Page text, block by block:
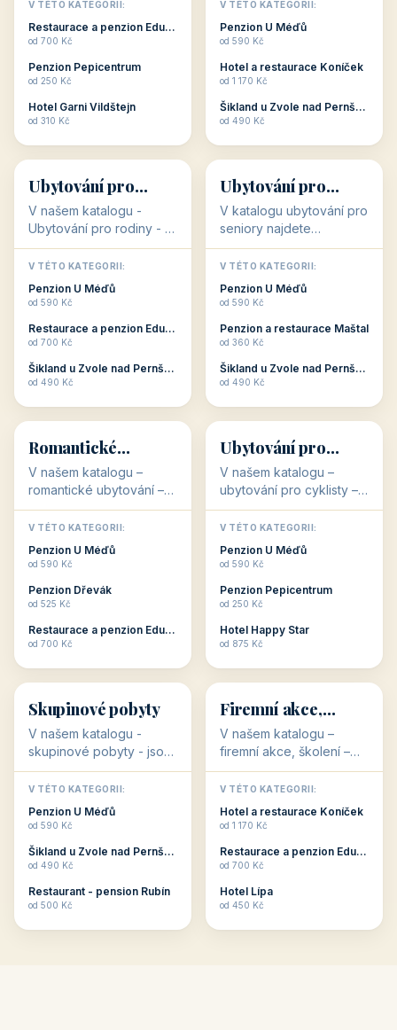
dovolenou přímo
souvisejí. Aktivní
odpočinek jso...
V TÉTO KATEGORII:
Restaurace a penzion Eduard
od 700 Kč
Penzion Pepicentrum
od 250 Kč
Hotel Garni Vildštejn
od 310 Kč
cenově dostupné
ubytování v ČR. Budete
c...
V TÉTO KATEGORII:
Penzion U Méďů
od 590 Kč
Hotel a restaurace Koníček
od 1 170 Kč
Šikland u Zvole nad Pernštejnem
od 490 Kč
👨‍👩‍👧‍👦
👨‍👩‍👧‍👦
34 objektů
Ubytování pro
rodiny
V našem katalogu -
Ubytování pro rodiny -
jsou pro Vás připraveny
objekty, které svojí
polohou či vybaveností,
nabízí klidné ubytování
V TÉTO KATEGORII:
Penzion U Méďů
od 590 Kč
Restaurace a penzion Eduard
od 700 Kč
Šikland u Zvole nad Pernštejnem
od 490 Kč
🧓
🧓
33 objektů
Ubytování pro
seniory
V katalogu ubytování pro
seniory najdete
penziony a hotely, které
jsou přizpůsobeny pro
ubytování klientů vyššího
věku. Některé z nich
V TÉTO KATEGORII:
Penzion U Méďů
od 590 Kč
Penzion a restaurace Maštal
od 360 Kč
Šikland u Zvole nad Pernštejnem
od 490 Kč
💕
💕
Romantické
ubytování
V našem katalogu –
romantické ubytování –
jsou pro Vás připraveny
objekty, které svojí
stavbou, polohou anebo
zaměřením nabízí
Romantické ...
V TÉTO KATEGORII:
Penzion U Méďů
od 590 Kč
Penzion Dřevák
od 525 Kč
Restaurace a penzion Eduard
od 700 Kč
🚴
🚴
32 objektů
Ubytování pro
cyklisty
V našem katalogu –
ubytování pro cyklisty –
jsou pro Vás připraveny
objekty, které jsou na
milovníky cykloturistiky
připraveny. Většinou mají
V TÉTO KATEGORII:
Penzion U Méďů
od 590 Kč
Penzion Pepicentrum
od 250 Kč
Hotel Happy Star
od 875 Kč
👥
👥
32 objektů
Skupinové pobyty
V našem katalogu -
skupinové pobyty - jsou
pro Vás připraveny
objekty, které nabízí
ubytování skupin v
penzionech, hotelích a
Budete překva...
V TÉTO KATEGORII:
Penzion U Méďů
od 590 Kč
Šikland u Zvole nad Pernštejnem
od 490 Kč
Restaurant - pension Rubín
od 500 Kč
💼
💼
31 objektů
Firemní akce,
školení
V našem katalogu –
firemní akce, školení –
jsou pro Vás připraveny
objekty, které mají
zkušenosti pořádat i
menší firemní akce a
ob...
V TÉTO KATEGORII:
Hotel a restaurace Koníček
od 1 170 Kč
Restaurace a penzion Eduard
od 700 Kč
Hotel Lípa
od 450 Kč